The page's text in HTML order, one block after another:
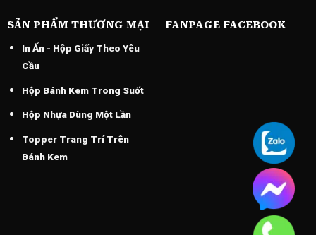
SẢN PHẨM THƯƠNG MẠI
In Ấn - Hộp Giấy Theo Yêu
Cầu
Hộp Bánh Kem Trong Suốt
Hộp Nhựa Dùng Một Lần
Topper Trang Trí Trên
Bánh Kem
FANPAGE FACEBOOK